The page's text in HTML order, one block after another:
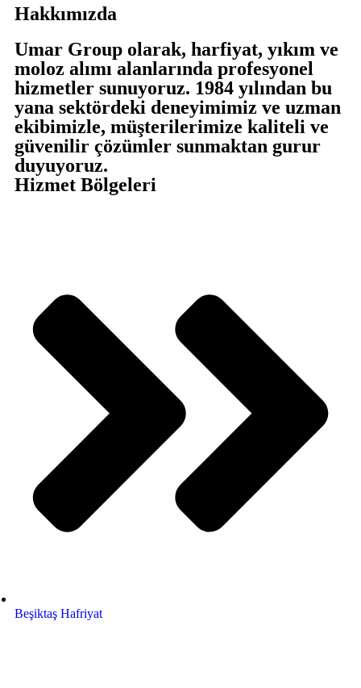
Hakkımızda
Umar Group olarak, harfiyat, yıkım ve
moloz alımı alanlarında profesyonel
hizmetler sunuyoruz. 1984 yılından bu
yana sektördeki deneyimimiz ve uzman
ekibimizle, müşterilerimize kaliteli ve
güvenilir çözümler sunmaktan gurur
duyuyoruz.
Hizmet Bölgeleri
Beşiktaş Hafriyat